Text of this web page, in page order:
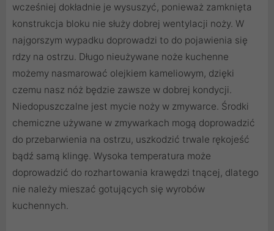
wcześniej dokładnie je wysuszyć, ponieważ zamknięta
konstrukcja bloku nie służy dobrej wentylacji noży. W
najgorszym wypadku doprowadzi to do pojawienia się
rdzy na ostrzu. Długo nieużywane noże kuchenne
możemy nasmarować olejkiem kameliowym, dzięki
czemu nasz nóż będzie zawsze w dobrej kondycji.
Niedopuszczalne jest mycie noży w zmywarce. Środki
chemiczne używane w zmywarkach mogą doprowadzić
do przebarwienia na ostrzu, uszkodzić trwale rękojeść
bądź samą klingę. Wysoka temperatura może
doprowadzić do rozhartowania krawędzi tnącej, dlatego
nie należy mieszać gotujących się wyrobów
kuchennych.